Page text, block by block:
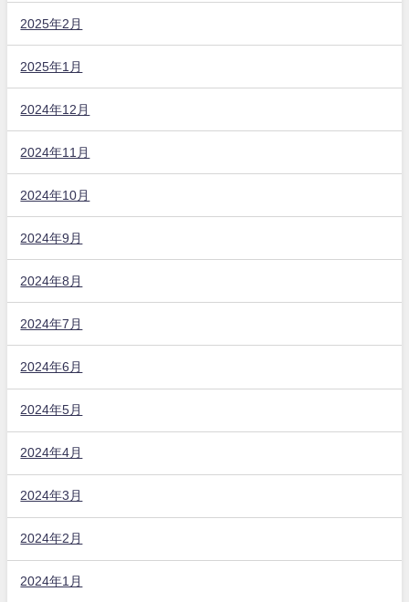
2025年2月
2025年1月
2024年12月
2024年11月
2024年10月
2024年9月
2024年8月
2024年7月
2024年6月
2024年5月
2024年4月
2024年3月
2024年2月
2024年1月